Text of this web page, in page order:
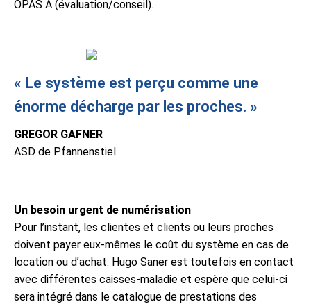
OPAS A (évaluation/conseil).
Le système est perçu comme une
énorme décharge par les proches.
GREGOR GAFNER
ASD de Pfannenstiel
Un besoin urgent de numérisation
Pour l’instant, les clientes et clients ou leurs proches
doivent payer eux-mêmes le coût du système en cas de
location ou d’achat. Hugo Saner est toutefois en contact
avec différentes caisses-maladie et espère que celui-ci
sera intégré dans le catalogue de prestations des